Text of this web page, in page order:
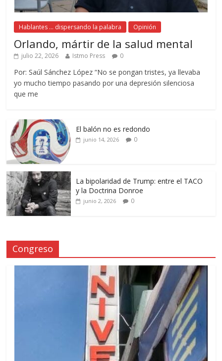
Hablantes ... dispersando la palabra Opinión
Orlando, mártir de la salud mental
julio 22, 2026 Istmo Press 0
Por: Saúl Sánchez López “No se pongan tristes, ya llevaba
yo mucho tiempo pasando por una depresión silenciosa
que me
El balón no es redondo
junio 14, 2026 0
La bipolaridad de Trump: entre el TACO
y la Doctrina Donroe
junio 2, 2026 0
Congreso